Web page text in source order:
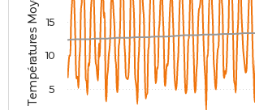
Destinations
City break
Voyage nature
Voyage de noces
Forum
Climat
PHOTO
GUIDES D'ACHAT
BONS PLANS
5
10
15